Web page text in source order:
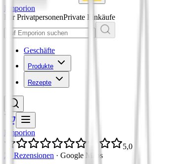
Emporion
Für PrivatpersonenPrivate Einkäufe
Geschäfte
Produkte
Rezepte
Emporion
5,0
21 Rezensionen · Google Maps